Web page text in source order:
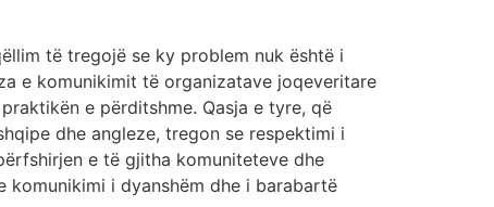
të tregojë se ky problem nuk është i
e komunikimit të organizatave joqeveritare
e përditshme. Qasja e tyre, që
dhe angleze, tregon se respektimi i
e të gjitha komuniteteve dhe
komunikimi i dyanshëm dhe i barabartë